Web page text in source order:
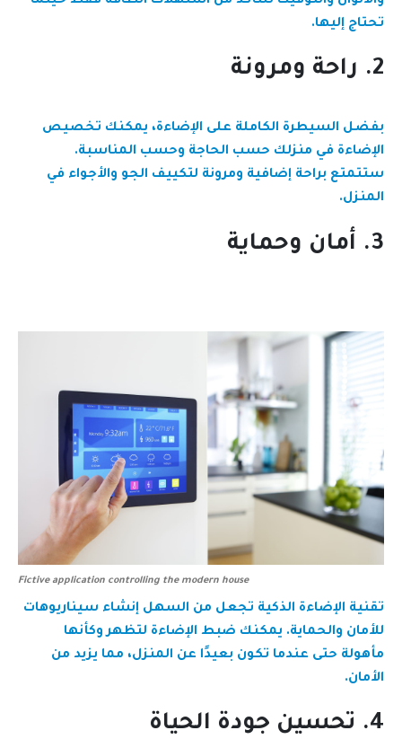
تحتاج إليها.
2. راحة ومرونة
بفضل السيطرة الكاملة على الإضاءة، يمكنك تخصيص
الإضاءة في منزلك حسب الحاجة وحسب المناسبة.
ستتمتع براحة إضافية ومرونة لتكييف الجو والأجواء في
المنزل.
3. أمان وحماية
Fictive application controlling the modern house
تقنية الإضاءة الذكية تجعل من السهل إنشاء سيناريوهات
للأمان والحماية. يمكنك ضبط الإضاءة لتظهر وكأنها
مأهولة حتى عندما تكون بعيدًا عن المنزل، مما يزيد من
الأمان.
4. تحسين جودة الحياة